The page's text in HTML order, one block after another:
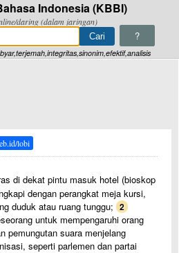
Indonesia (KBBI)
daring (dalam jaringan)
?
lobi
di dekat pintu masuk hotel (bioskop
dengan perangkat meja kursi,
duduk atau ruang tunggu; 2
untuk mempengaruhi orang
pemungutan suara menjelang
seperti parlemen dan partai